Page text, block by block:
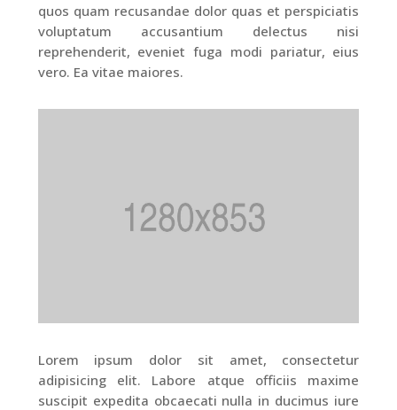
quos quam recusandae dolor quas et perspiciatis
voluptatum accusantium delectus nisi
reprehenderit, eveniet fuga modi pariatur, eius
vero. Ea vitae maiores.
Lorem ipsum dolor sit amet, consectetur
adipisicing elit. Labore atque officiis maxime
suscipit expedita obcaecati nulla in ducimus iure